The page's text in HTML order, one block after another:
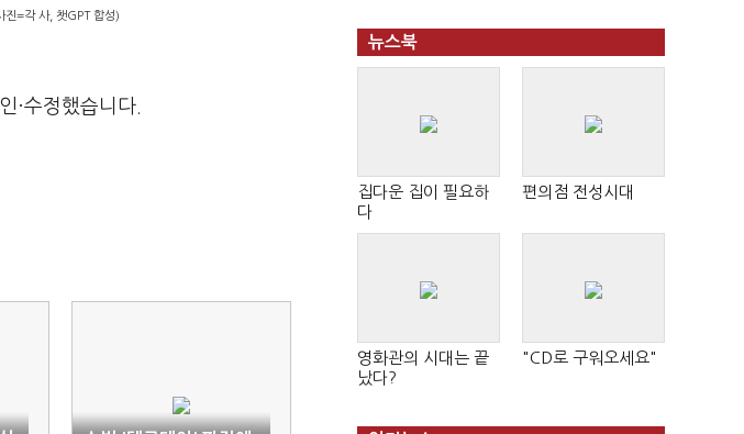
=각 사, 챗GPT 합성)
·수정했습니다.
뉴스북
집다운 집이 필요하
다
편의점 전성시대
영화관의 시대는 끝
났다?
"CD로 구워오세요"